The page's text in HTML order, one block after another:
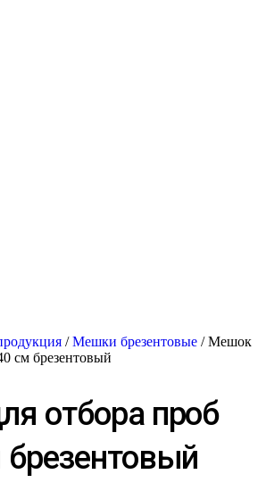
/Мешки брезентовые / Мешок
см брезентовый
отбора проб
брезентовый